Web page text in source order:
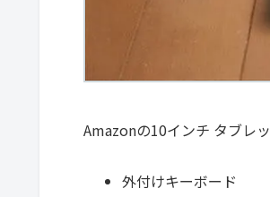
Amazonの10インチ タブレ
外付けキーボード